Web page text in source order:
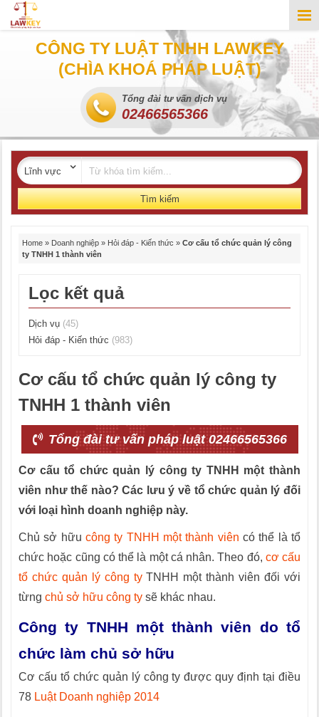
CÔNG TY LUẬT TNHH LAWKEY
(CHÌA KHOÁ PHÁP LUẬT)
Tổng đài tư vấn dịch vụ
02466565366
Tìm kiếm
Home » Doanh nghiệp » Hỏi đáp - Kiến thức » Cơ cấu tổ chức quản lý công
ty TNHH 1 thành viên
Lọc kết quả
Dịch vụ (45)
Hỏi đáp - Kiến thức (983)
Cơ cấu tổ chức quản lý công ty
TNHH 1 thành viên
Tổng đài tư vấn pháp luật 02466565366
Cơ cấu tổ chức quản lý công ty TNHH một thành
viên như thế nào? Các lưu ý về tổ chức quản lý đối
với loại hình doanh nghiệp này.
Chủ sở hữu công ty TNHH một thành viên có thể là tổ
chức hoặc cũng có thể là một cá nhân. Theo đó, cơ cấu
tổ chức quản lý công tyTNHH một thành viên đối với
từng chủ sở hữu công ty sẽ khác nhau.
Công ty TNHH một thành viên do tổ
chức làm chủ sở hữu
Cơ cấu tổ chức quản lý công ty được quy định tại điều
78 Luật Doanh nghiệp 2014